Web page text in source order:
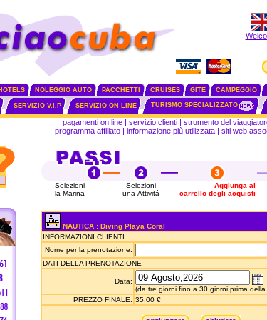
HOTELS NOLEGGIO AUTO PACCHETTI CRUISES GITE CAMPEGGIO
SERVIZIO V.I.P SERVIZIO ON LINE TURISMO SPECIALIZZATO
pagamenti on line | servizio clienti | strumento del
programma affiliato| informazione più utilizzata| siti web
Selezioni
la Marina
Selezioni
una Attivitá
Aggiunga al
carrello degli acquisti
NAUTICA : Diving Playa Coral
INFORMAZIONI CLIENTI
Nome per la prenotazione:
DATI DELLA PRENOTAZIONE
Data:
(da tre giorni fino a 30 giorni prima della
PREZZO FINALE: 35.00 €